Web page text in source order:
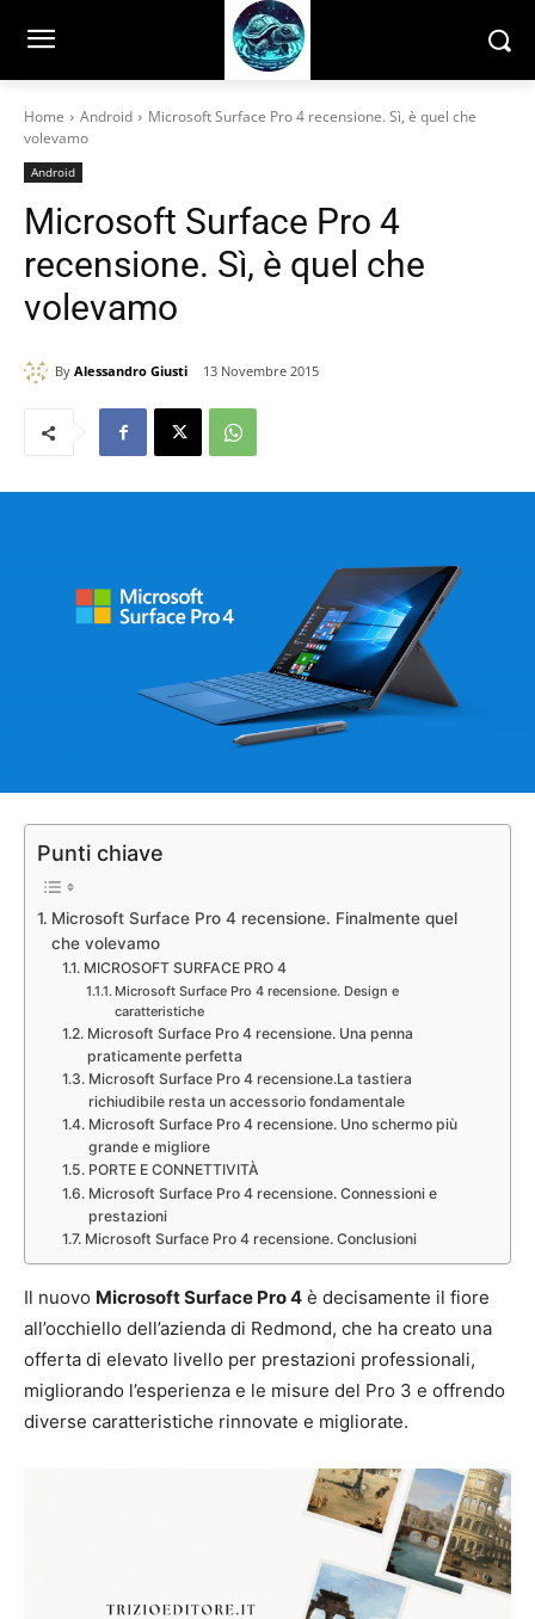
Home Android
Microsoft Surface Pro 4 recensione. Sì, è quel che
volevamo
Android
Microsoft Surface Pro 4
recensione. Sì, è quel che
volevamo
By Alessandro Giusti 13 Novembre 2015
Punti chiave
Microsoft Surface Pro 4 recensione. Finalmente quel
che volevamo
MICROSOFT SURFACE PRO 4
Microsoft Surface Pro 4 recensione. Design e
caratteristiche
Microsoft Surface Pro 4 recensione. Una penna
praticamente perfetta
Microsoft Surface Pro 4 recensione.La tastiera
richiudibile resta un accessorio fondamentale
Microsoft Surface Pro 4 recensione. Uno schermo più
grande e migliore
PORTE E CONNETTIVITÀ
Microsoft Surface Pro 4 recensione. Connessioni e
prestazioni
Microsoft Surface Pro 4 recensione. Conclusioni
Il nuovo Microsoft Surface Pro 4 è decisamente il fiore
all’occhiello dell’azienda di Redmond, che ha creato una
offerta di elevato livello per prestazioni professionali,
migliorando l’esperienza e le misure del Pro 3 e offrendo
diverse caratteristiche rinnovate e migliorate.